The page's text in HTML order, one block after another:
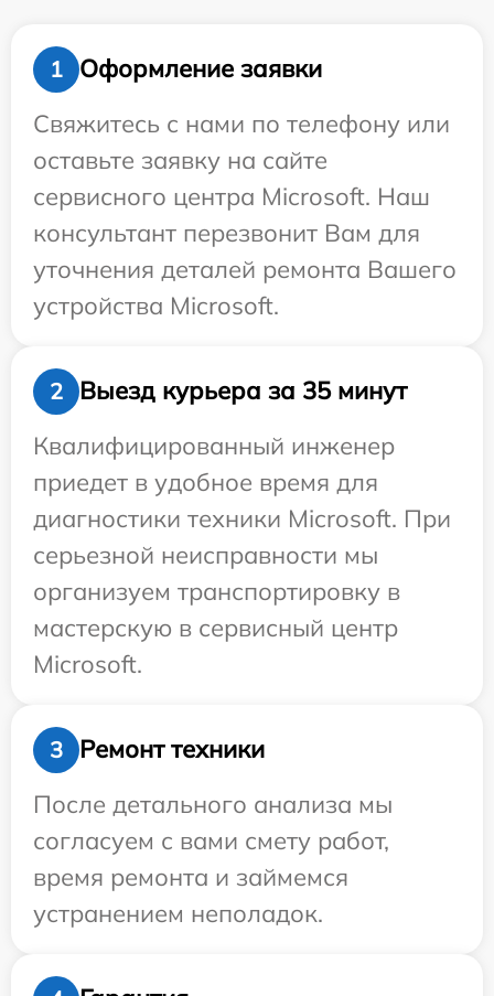
1
Оформление заявки
Свяжитесь с нами по телефону или
оставьте заявку на сайте
сервисного центра Microsoft. Наш
консультант перезвонит Вам для
уточнения деталей ремонта Вашего
устройства Microsoft.
2
Выезд курьера за 35 минут
Квалифицированный инженер
приедет в удобное время для
диагностики техники Microsoft. При
серьезной неисправности мы
организуем транспортировку в
мастерскую в сервисный центр
Microsoft.
3
Ремонт техники
После детального анализа мы
согласуем с вами смету работ,
время ремонта и займемся
устранением неполадок.